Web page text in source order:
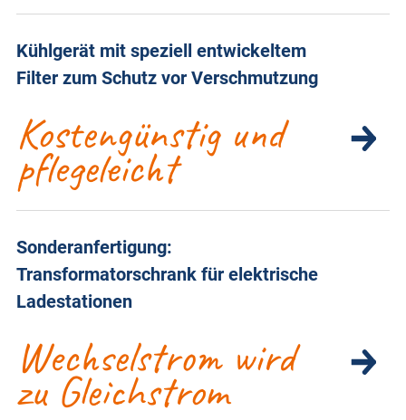
Kühlgerät mit speziell entwickeltem
Filter zum Schutz vor Verschmutzung
Kostengünstig und
pflegeleicht
Sonderanfertigung:
Transformatorschrank für elektrische
Ladestationen
Wechselstrom wird
zu Gleichstrom